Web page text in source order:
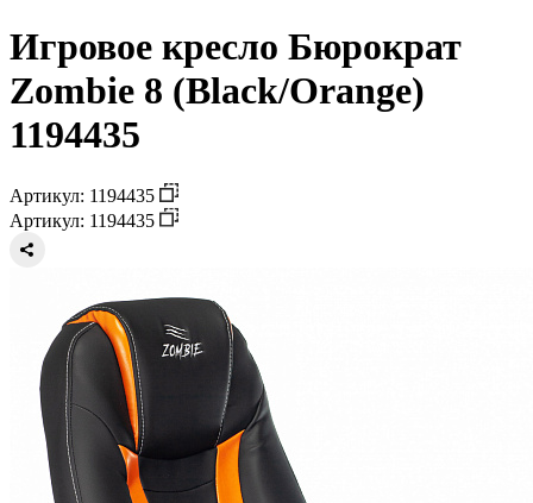
Игровое кресло Бюрократ
Zombie 8 (Black/Orange)
1194435
Артикул: 1194435
Артикул: 1194435